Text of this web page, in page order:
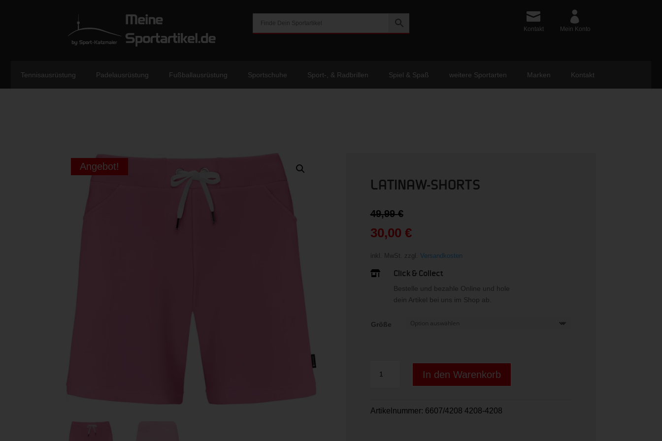
Kontakt Mein Konto
Tennisausrüstung Padelausrüstung Fußballausrüstung Sportschuhe Sport-, & Radbrillen Spiel & Spaß weitere Sportarten Marken Kontakt
Angebot!
LATINAW-SHORTS
49,99€Preis
war:
49,99 €
30,00 €
Aktueller
Preis
ist:
30,00 €.
inkl. MwSt. zzgl. Versandkosten
 Click & Collect
Bestelle und bezahle Online und hole
dein Artikel bei uns im Shop ab.
Größe
SHORTS
In den Warenkorb
Artikelnummer: 6607/4208 4208-4208